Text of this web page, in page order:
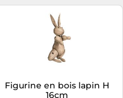
Figurine en bois lapin H
16cm